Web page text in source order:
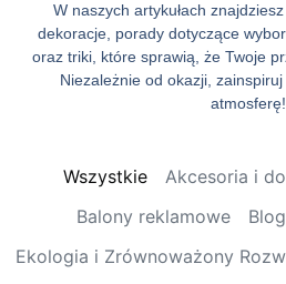
W naszych artykułach
dekoracje, porady dotyczące
oraz triki, które sprawią, że Twoje
Niezależnie od okazji,
atmosferę!
Akcesoria i
Balony reklamowe
Blog
Ekologia i Zrównoważony
Wszystkie